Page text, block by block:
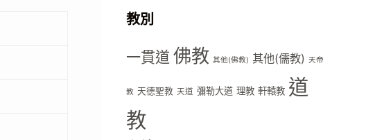
教別
一貫道 佛教 其他(佛教) 其他(儒教) 天帝
教 天德聖教 天道 彌勒大道 理教 軒轅教 道
教